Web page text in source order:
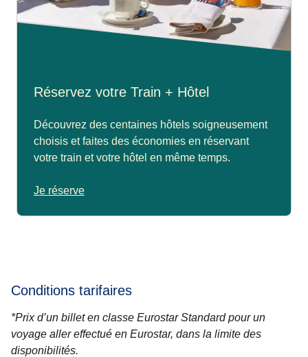
Réservez votre Train + Hôtel
Découvrez des centaines hôtels soigneusement
choisis et faites des économies en réservant
votre train et votre hôtel en même temps.
Je réserve
Conditions tarifaires
*Prix d’un billet en classe Eurostar Standard pour un
voyage aller effectué en Eurostar, dans la limite des
disponibilités.